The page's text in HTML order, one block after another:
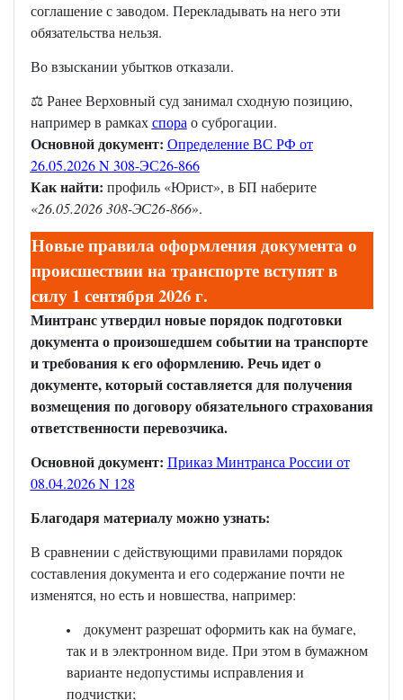
соглашение с заводом. Перекладывать на него эти
обязательства нельзя.
Во взыскании убытков отказали.
⚖️ Ранее Верховный суд занимал сходную позицию,
например в рамкахспорао суброгации.
Основной документ: Определение ВС РФ от
26.05.2026 N 308-ЭС26-866
Как найти: профиль «Юрист», в БП наберите
«26.05.2026 308-ЭС26-866».
Новые правила оформления документа о
происшествии на транспорте вступят в
силу 1 сентября 2026 г.
Минтранс утвердил новые порядок подготовки
документа о произошедшем событии на транспорте
и требования к его оформлению. Речь идет о
документе, который составляется для получения
возмещения по договору обязательного страхования
ответственности перевозчика.
Основной документ: Приказ Минтранса России от
08.04.2026 N 128
Благодаря материалу можно узнать:
В сравнении с действующими правилами порядок
составления документа и его содержание почти не
изменятся, но есть и новшества, например:
документ разрешат оформить как на бумаге,
так и в электронном виде. При этом в бумажном
варианте недопустимы исправления и
подчистки;